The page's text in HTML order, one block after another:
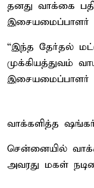
தனது வாக்கை
இசையமைப்பாளர்
“இந்த தேர்தல்
முக்கியத்துவம்
இசையமைப்பாளர்
வாக்களித்த
சென்னையில்
அவரது மகள்